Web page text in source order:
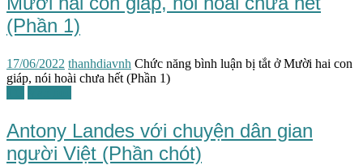
(Phần 1)
17/06/2022 thanhdiavnh Chức năng bình luận bị tắt ở Mười hai con
giáp, nói hoài chưa hết (Phần 1)
Antony Landes với chuyện dân gian
người Việt (Phần chót)